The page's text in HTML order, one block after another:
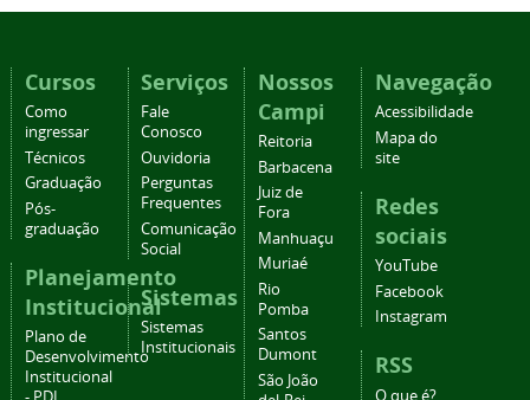
Cursos
Como
ingressar
Técnicos
Graduação
Pós-
graduação
Planejamento
Institucional
Plano de
Desenvolvimento
Institucional
Serviços
Fale
Conosco
Ouvidoria
Perguntas
Frequentes
Comunicação
Social
Sistemas
Sistemas
Institucionais
Nossos
Campi
Reitoria
Barbacena
Juiz de
Fora
Manhuaçu
Muriaé
Rio
Pomba
Santos
Dumont
São João
Navegação
Acessibilidade
Mapa do
site
Redes
sociais
YouTube
Facebook
Instagram
RSS
O que é?